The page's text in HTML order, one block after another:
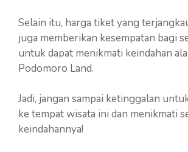
Selain itu, harga tiket yang
juga memberikan kesempatan bagi
untuk dapat menikmati keindahan
Podomoro Land.
Jadi, jangan sampai ketinggalan
ke tempat wisata ini dan menikmati
keindahannya!